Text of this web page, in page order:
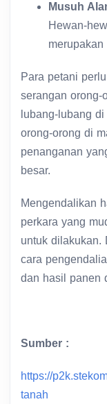
Musuh
Hewan-
Para petani
serangan orong-
lubang-lubang
orong-orong di
penanganan
besar.
Mengendalikan
perkara yang
untuk dilakukan.
cara
dan hasil panen
Sumber :
https://
tanah